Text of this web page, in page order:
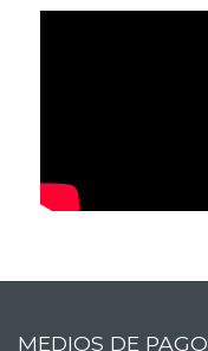
MEDIOS DE PAGO